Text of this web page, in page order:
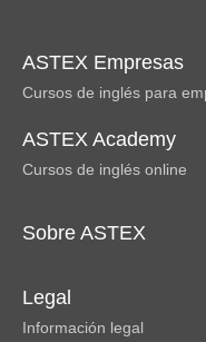
ASTEX Empresas
Cursos de inglés para
ASTEX Academy
Cursos de inglés online
Sobre ASTEX
Legal
Información legal